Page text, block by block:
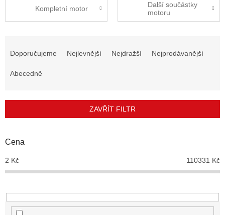
Kompletní motor
Další součástky
motoru
r
d
k
t
Doporučujeme Nejlevnější Nejdražší Nejprodávanější
Abecedně
ZAVŘÍT FILTR
Cena
2 Kč 110331 Kč